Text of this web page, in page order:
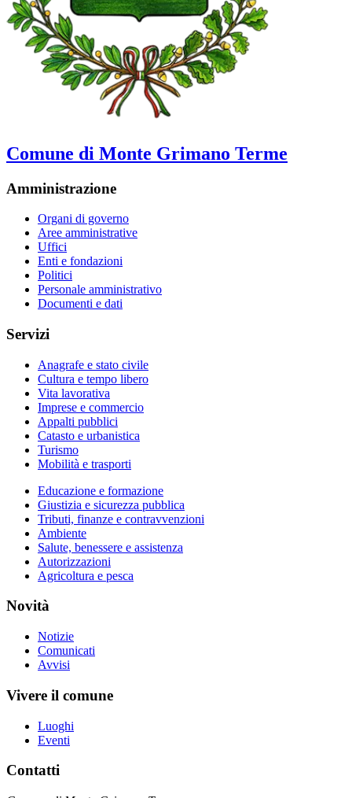
Comune di Monte Grimano Terme
Amministrazione
Organi di governo
Aree amministrative
Uffici
Enti e fondazioni
Politici
Personale amministrativo
Documenti e dati
Servizi
Anagrafe e stato civile
Cultura e tempo libero
Vita lavorativa
Imprese e commercio
Appalti pubblici
Catasto e urbanistica
Turismo
Mobilità e trasporti
Educazione e formazione
Giustizia e sicurezza pubblica
Tributi, finanze e contravvenzioni
Ambiente
Salute, benessere e assistenza
Autorizzazioni
Agricoltura e pesca
Novità
Notizie
Comunicati
Avvisi
Vivere il comune
Luoghi
Eventi
Contatti